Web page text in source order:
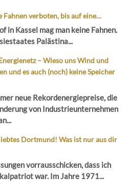
Fahnen verboten, bis auf eine…
in Kassel mag man keine Fahnen.
Palästina...
– Wieso uns Wind und
und es auch (noch) keine Speicher
neue Rekordenergiepreise, die
von Industrieunternehmen
Dortmund! Was ist nur aus dir
vorrausschicken, dass ich
war. Im Jahre 1971...